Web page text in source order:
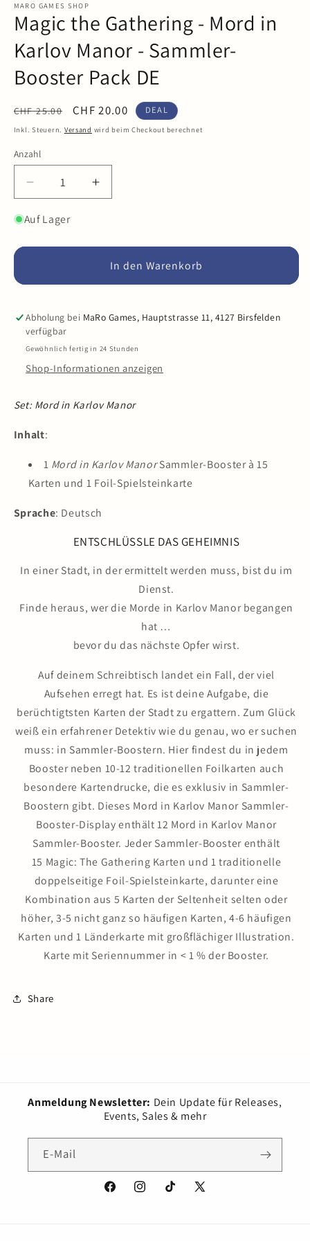
in
Modal
öffnen
MARO GAMES SHOP
Magic the Gathering - Mord in
Karlov Manor - Sammler-
Booster Pack DE
Normaler
Preis
CHF 25.00 Verkaufspreis
CHF 20.00 DEAL
Inkl. Steuern. Versand wird beim Checkout berechnet
Anzahl
Anzahl
Verringere
die
Menge
Magic
in
Karlov
Manor
-
Booster
DE
Erhöhe
die
Magic
the
in
Manor
-
Booster
Auf Lager
In den Warenkorb
Abholung bei MaRo Games, Hauptstrasse 11, 4127 Birsfelden
verfügbar
Gewöhnlich fertig in 24 Stunden
Shop-Informationen anzeigen
Set: Mord in Karlov Manor
Inhalt:
1 Mord in Karlov Manor Sammler-Booster à 15
Karten und 1 Foil-Spielsteinkarte
Sprache: Deutsch
ENTSCHLÜSSLE DAS GEHEIMNIS
In einer Stadt, in der ermittelt werden muss, bist du im
Dienst.
Finde heraus, wer die Morde in Karlov Manor begangen
hat …
bevor du das nächste Opfer wirst.
Auf deinem Schreibtisch landet ein Fall, der viel
Aufsehen erregt hat. Es ist deine Aufgabe, die
berüchtigtsten Karten der Stadt zu ergattern. Zum Glück
weiß ein erfahrener Detektiv wie du genau, wo er suchen
muss: in Sammler-Boostern. Hier findest du in jedem
Booster neben 10-12 traditionellen Foilkarten auch
besondere Kartendrucke, die es exklusiv in Sammler-
Boostern gibt. Dieses Mord in Karlov Manor Sammler-
Booster-Display enthält 12 Mord in Karlov Manor
Sammler-Booster. Jeder Sammler-Booster enthält
15 Magic: The Gathering Karten und 1 traditionelle
doppelseitige Foil-Spielsteinkarte, darunter eine
Kombination aus 5 Karten der Seltenheit selten oder
höher, 3-5 nicht ganz so häufigen Karten, 4-6 häufigen
Karten und 1 Länderkarte mit großflächiger Illustration.
Karte mit Seriennummer in < 1 % der Booster.
Share
Anmeldung Newsletter: Dein Update für Releases,
Events, Sales & mehr
E-Mail
FacebookInstagramTikTok X